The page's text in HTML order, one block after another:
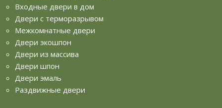
Входные двери в дом
Двери с терморазрывом
Межкомнатные двери
Двери экошпон
Двери из массива
Двери шпон
Двери эмаль
Раздвижные двери